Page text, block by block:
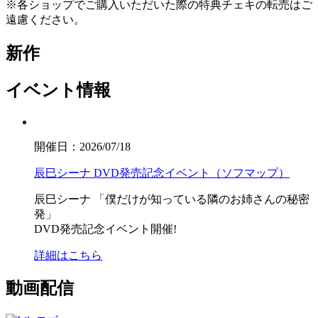
※各ショップでご購入いただいた際の特典チェキの転売はご
遠慮ください。
新作
イベント情報
開催日：2026/07/18
辰巳シーナ DVD発売記念イベント（ソフマップ）
辰巳シーナ
「僕だけが知っている隣のお姉さんの秘密
発」
DVD発売記念イベント開催!
詳細はこちら
動画配信